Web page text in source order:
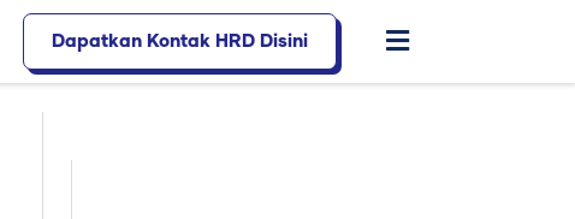
Dapatkan Kontak HRD Disini
Flyout